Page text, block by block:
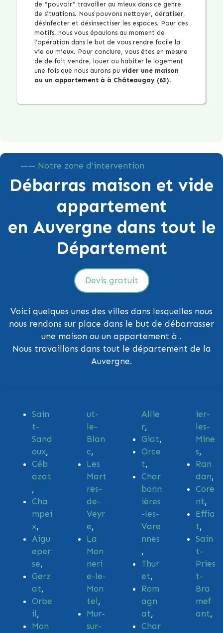
de *pouvoir* travailler au mieux dans ce genre
de situations. Nous pouvons nettoyer, dératiser,
désinfecter et désinsectiser les espaces. Pour ces
motifs, nous vous épaulons au moment de
l’opération dans le but de vous rendre facile la
vie au mieux. Pour conclure, vous êtes en mesure
de de fait vendre, louer ou habiter le logement
une fois que nous aurons pu vider une maison
ou un appartement à à Châteaugay (63).
—— Notre zone d’intervention
Débarras maison et vide
appartement
en Auvergne dans tout le
Département
Devis gratuit
Voici quelques unes des villes dans lesquelles nous
nous rendons sur place dans le but de débarrasser
une maison ou un appartement à .
Nous travaillons dans tout le département de la
Auvergne.
Sain
t-
Sand
oux,
Céb
azat
,
Cha
mpei
x,
Aigu
eper
se,
Gerz
at,
Orbe
il ,
Mon
ut-
le-
Blan
c,
Les
Mart
res-
de-
Veyr
e,
La
Mon
neri
e-le-
Mon
tel ,
Mur-
sur-
Allie
r,
Giat,
Orce
t,
Char
bonn
ières
-les-
Vare
nnes
,
Thur
et,
Rom
agn
at,
Char
ier-
les-
Mine
s,
Ran
dan,
Core
nt,
Effia
t,
Sain
t-
Pries
t-
Bra
mef
ant,